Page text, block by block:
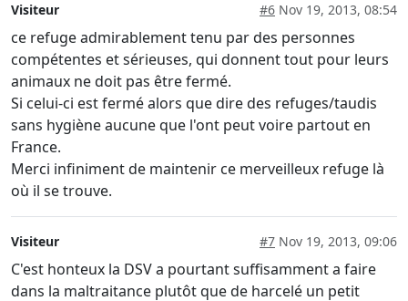
Visiteur #6 Nov 19, 2013, 08:54
ce refuge admirablement tenu par des personnes
compétentes et sérieuses, qui donnent tout pour leurs
animaux ne doit pas être fermé.
Si celui-ci est fermé alors que dire des refuges/taudis
sans hygiène aucune que l'ont peut voire partout en
France.
Merci infiniment de maintenir ce merveilleux refuge là
où il se trouve.
Visiteur #7 Nov 19, 2013, 09:06
C'est honteux la DSV a pourtant suffisamment a faire
dans la maltraitance plutôt que de harcelé un petit